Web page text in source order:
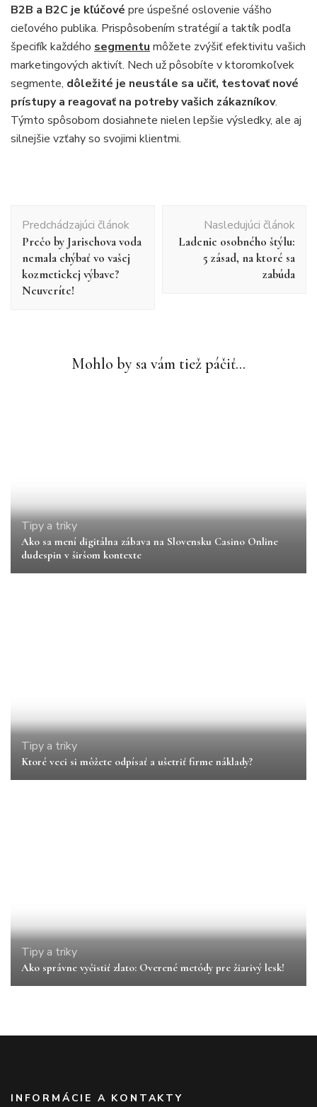
B2B a B2C je kľúčové pre úspešné oslovenie vášho
cieľového publika. Prispôsobením stratégií a taktík podľa
špecifík každého segmentu môžete zvýšiť efektivitu vašich
marketingových aktivít. Nech už pôsobíte v ktoromkoľvek
segmente, dôležité je neustále sa učiť, testovať nové
prístupy a reagovať na potreby vašich zákazníkov.
Týmto spôsobom dosiahnete nielen lepšie výsledky, ale aj
silnejšie vzťahy so svojimi klientmi.
článku
Predchádzajúci článok
Prečo by Jarischova voda
nemala chýbať vo vašej
kozmetickej výbave?
Neuveríte!
Nasledujúci článok
Ladenie osobného štýlu:
5 zásad, na ktoré sa
zabúda
Mohlo by sa vám tiež páčiť...
Tipy a triky
Ako sa mení digitálna zábava na Slovensku Casino Online
dudespin v širšom kontexte
Tipy a triky
Ktoré veci si môžete odpísať a ušetriť firme náklady?
Tipy a triky
Ako správne vyčistiť zlato: Overené metódy pre žiarivý lesk!
INFORMÁCIE A KONTAKTY